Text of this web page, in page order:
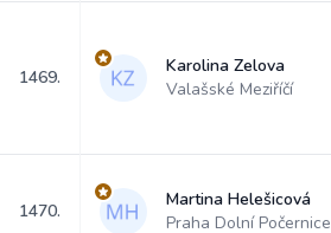
1469.
Karolina Zelova
Valašské Meziříčí
1470.
Martina Helešicová
Praha Dolní Počernice